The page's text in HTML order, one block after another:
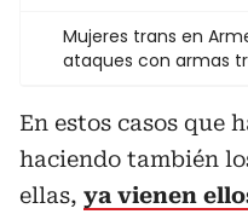
Mujeres trans en
ataques con armas
En estos casos que
haciendo también
ellas, ya vienen